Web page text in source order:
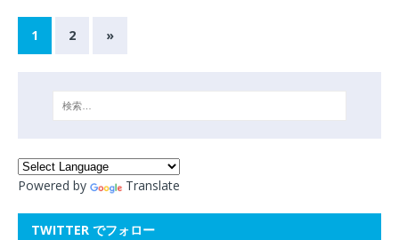
1 2 »
Powered by Translate
TWITTER でフォロー